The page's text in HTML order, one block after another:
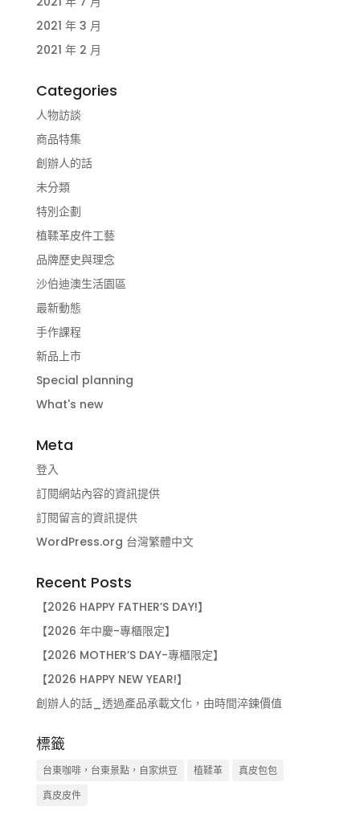
2021 年 3 月
2021 年 2 月
Categories
人物訪談
商品特集
創辦人的話
未分類
特別企劃
植鞣革皮件工藝
品牌歷史與理念
沙伯迪澳生活園區
最新動態
手作課程
新品上市
Special planning
What's new
Meta
登入
訂閱網站內容的資訊提供
訂閱留言的資訊提供
WordPress.org 台灣繁體中文
Recent Posts
【2026 HAPPY FATHER’S DAY!】
【2026 年中慶-專櫃限定】
【2026 MOTHER’S DAY-專櫃限定】
【2026 HAPPY NEW YEAR!】
創辦人的話_透過產品承載文化，由時間淬鍊價值
標籤
台東咖啡，台東景點，自家烘豆 植鞣革
真皮包包
真皮皮件